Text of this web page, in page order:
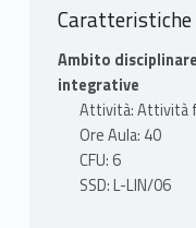
(secc. XVI-XXI)
C. Cattarulla (a
Sudamerica,
E. Echeverría,
https://
L. Esquivel,
(qualunque
Caratteristiche
Ambito
integrative
Attività: Attività
Ore Aula: 40
CFU: 6
SSD: L-LIN/06